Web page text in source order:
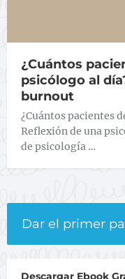
¿Cuántos
psicólogo al
burnout
¿Cuántos pacientes
Reflexión de una
de psicología …
Dar el primer
Descargar Ebook